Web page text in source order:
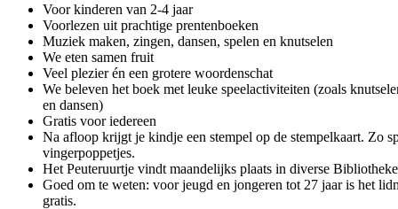
Voor kinderen van 2-4 jaar
Voorlezen uit prachtige prentenboeken
Muziek maken, zingen, dansen, spelen en knutselen
We eten samen fruit
Veel plezier én een grotere woordenschat
We beleven het boek met leuke speelactiviteiten (zoals
en dansen)
Gratis voor iedereen
Na afloop krijgt je kindje een stempel op de stempelkaart. Zo
vingerpoppetjes.
Het Peuteruurtje vindt maandelijks plaats in diverse
Goed om te weten: voor jeugd en jongeren tot 27 jaar is het
gratis.